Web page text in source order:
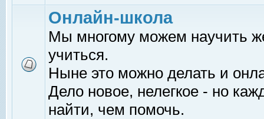
Онлайн-школа
Мы многому можем научить
учиться.
Ныне это можно делать и
Дело новое, нелегкое - но
найти, чем помочь.